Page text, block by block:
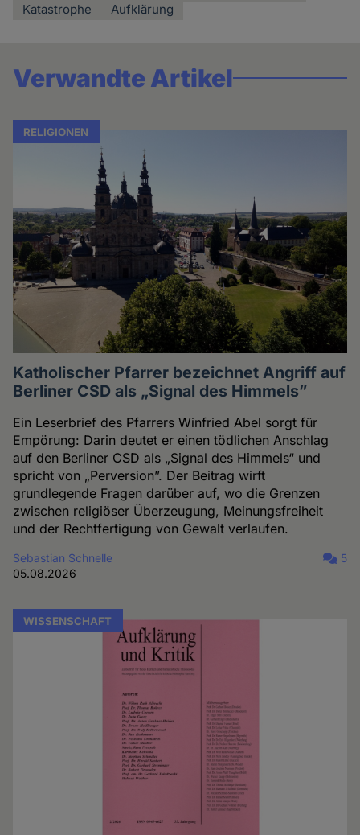
Katastrophe
Aufklärung
Verwandte Artikel
RELIGIONEN
Katholischer Pfarrer bezeichnet Angriff auf
Berliner CSD als „Signal des Himmels”
Ein Leserbrief des Pfarrers Winfried Abel sorgt für
Empörung: Darin deutet er einen tödlichen Anschlag
auf den Berliner CSD als „Signal des Himmels“ und
spricht von „Perversion”. Der Beitrag wirft
grundlegende Fragen darüber auf, wo die Grenzen
zwischen religiöser Überzeugung, Meinungsfreiheit
und der Rechtfertigung von Gewalt verlaufen.
Sebastian Schnelle
05.08.2026
5
WISSENSCHAFT